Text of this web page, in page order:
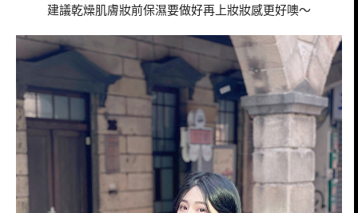
建議乾燥肌膚妝前保濕要做好再上妝妝感更好噢～